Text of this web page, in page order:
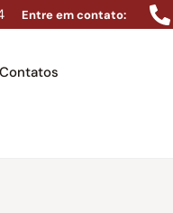
Entre em contato:
Contatos